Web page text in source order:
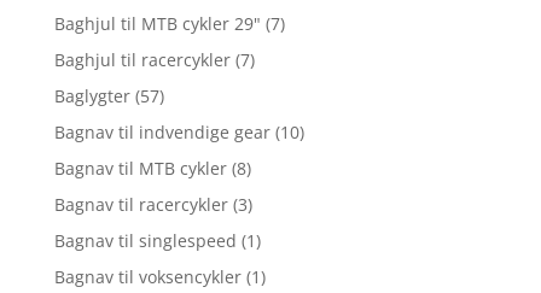
Baghjul til MTB cykler 29" (7)
Baghjul til racercykler (7)
Baglygter (57)
Bagnav til indvendige gear (10)
Bagnav til MTB cykler (8)
Bagnav til racercykler (3)
Bagnav til singlespeed (1)
Bagnav til voksencykler (1)